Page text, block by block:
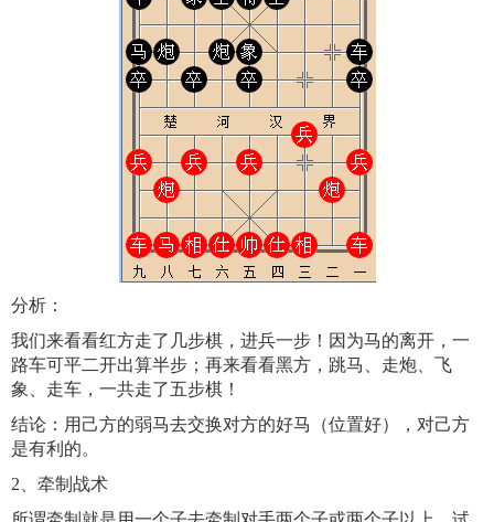
分析：
我们来看看红方走了几步棋，进兵一步！因为马的离开，一
路车可平二开出算半步；再来看看黑方，跳马、走炮、飞
象、走车，一共走了五步棋！
结论：用己方的弱马去交换对方的好马（位置好），对己方
是有利的。
2、牵制战术